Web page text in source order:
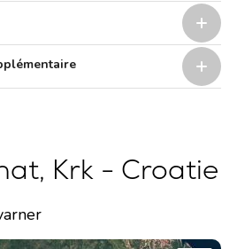
Krk - Croatie